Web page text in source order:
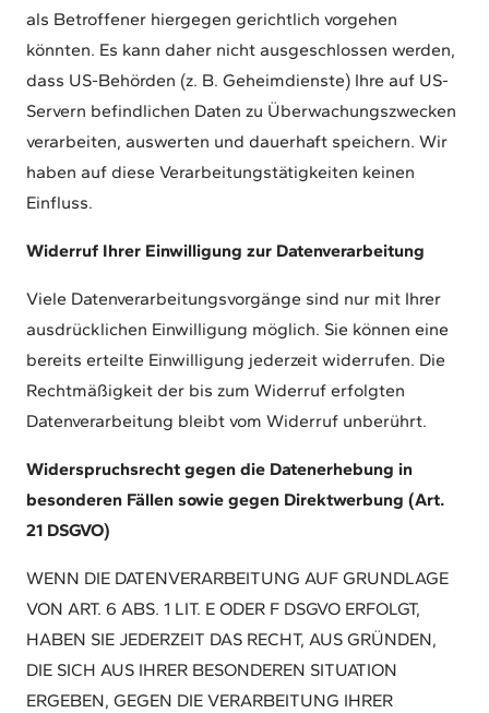
als Betroffener hiergegen gerichtlich vorgehen
könnten. Es kann daher nicht ausgeschlossen werden,
dass US-Behörden (z. B. Geheimdienste) Ihre auf US-
Servern befindlichen Daten zu Überwachungszwecken
verarbeiten, auswerten und dauerhaft speichern. Wir
haben auf diese Verarbeitungstätigkeiten keinen
Einfluss.
Widerruf Ihrer Einwilligung zur Datenverarbeitung
Viele Datenverarbeitungsvorgänge sind nur mit Ihrer
ausdrücklichen Einwilligung möglich. Sie können eine
bereits erteilte Einwilligung jederzeit widerrufen. Die
Rechtmäßigkeit der bis zum Widerruf erfolgten
Datenverarbeitung bleibt vom Widerruf unberührt.
Widerspruchsrecht gegen die Datenerhebung in
besonderen Fällen sowie gegen Direktwerbung (Art.
21 DSGVO)
WENN DIE DATENVERARBEITUNG AUF GRUNDLAGE
VON ART. 6 ABS. 1 LIT. E ODER F DSGVO ERFOLGT,
HABEN SIE JEDERZEIT DAS RECHT, AUS GRÜNDEN,
DIE SICH AUS IHRER BESONDEREN SITUATION
ERGEBEN, GEGEN DIE VERARBEITUNG IHRER